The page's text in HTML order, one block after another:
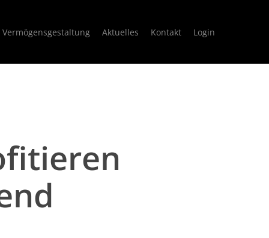
Vermögensgestaltung Aktuelles Kontakt Login